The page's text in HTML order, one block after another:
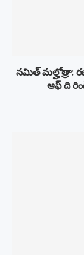
నమిత్ మల్హోత్రా:
ఆఫ్ ది